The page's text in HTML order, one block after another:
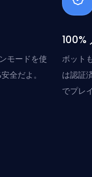
モードを使
全だよ。
100%
ボット
は認証
でプレ